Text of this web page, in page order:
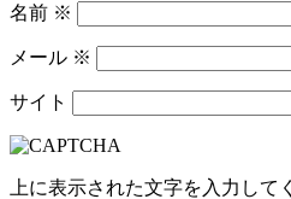
名前 ※
メール ※
サイト
上に表示された文字を入力して